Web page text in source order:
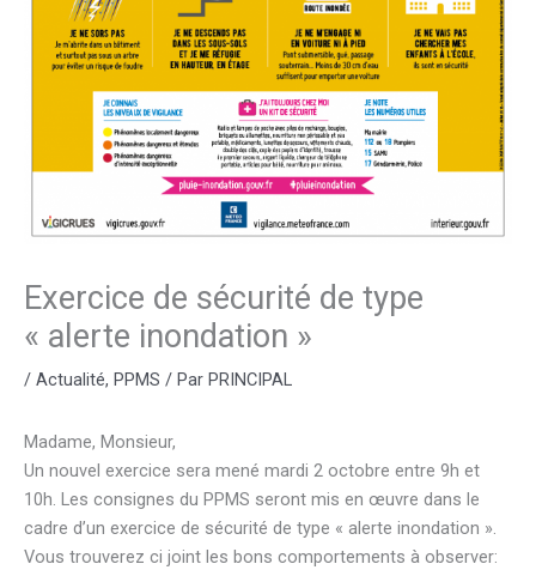
Exercice de sécurité de type
« alerte inondation »
/ Actualité, PPMS / Par PRINCIPAL
Madame, Monsieur,
Un nouvel exercice sera mené mardi 2 octobre entre 9h et
10h. Les consignes du PPMS seront mis en œuvre dans le
cadre d’un exercice de sécurité de type « alerte inondation ».
Vous trouverez ci joint les bons comportements à observer: